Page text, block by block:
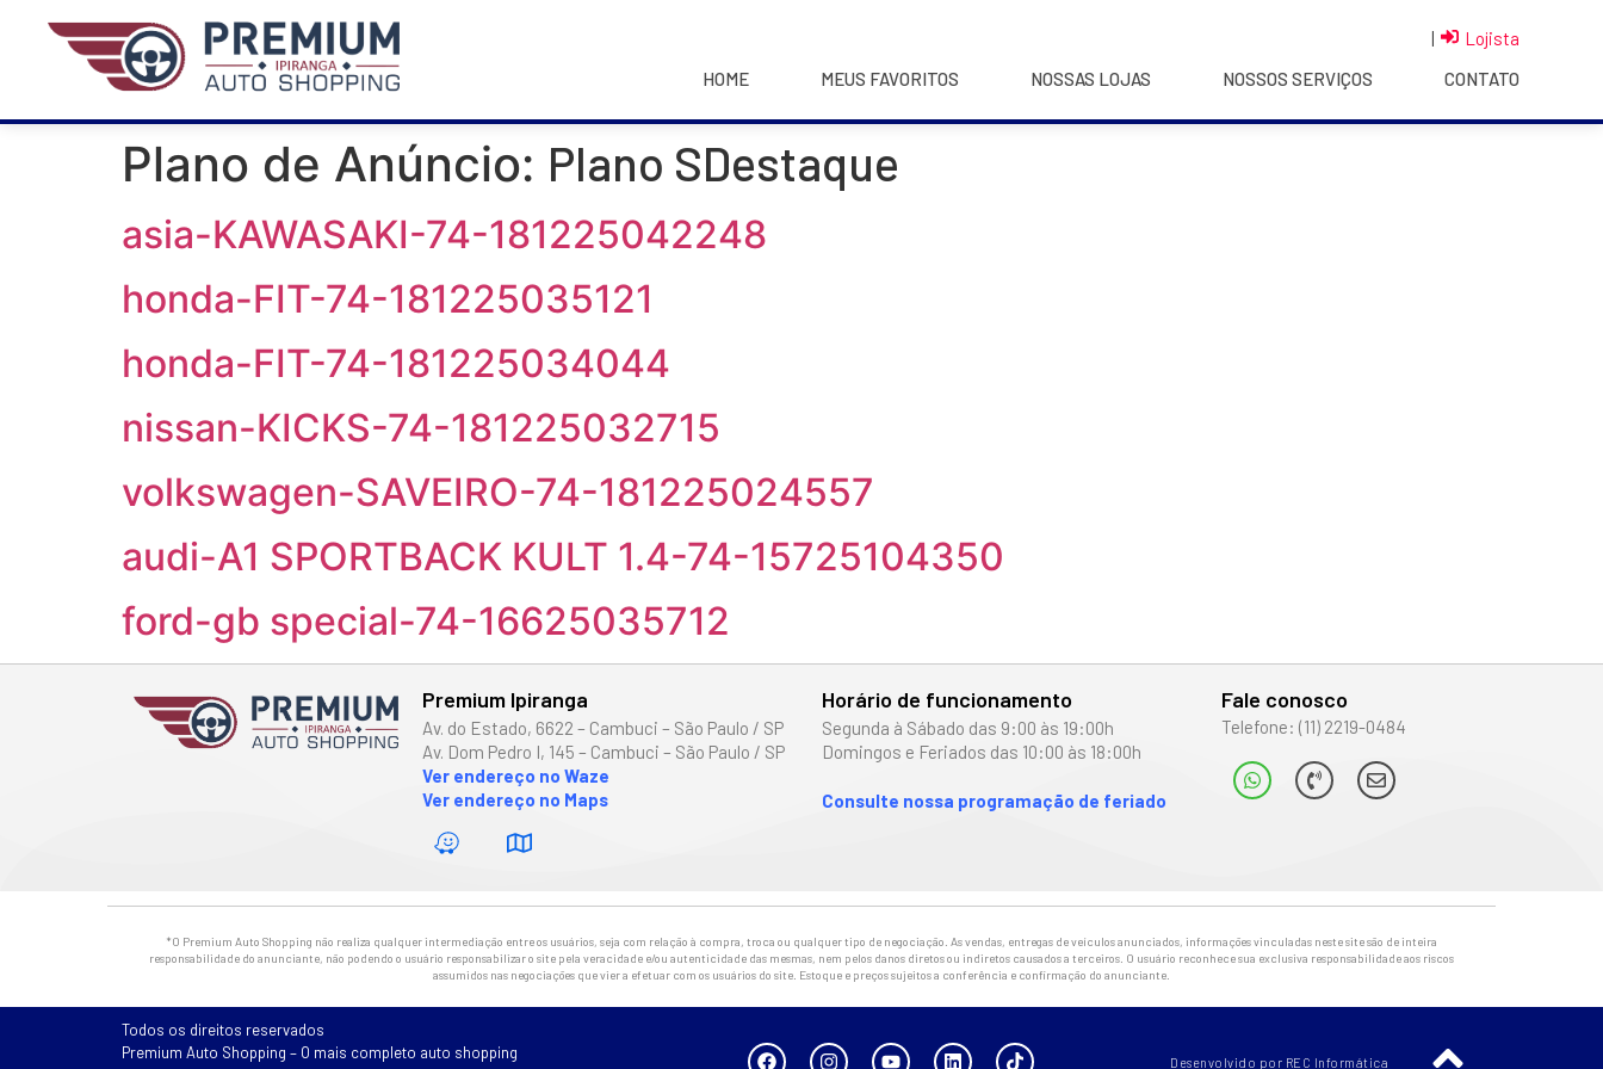
|
Lojista
HOME
MEUS FAVORITOS NOSSAS LOJAS NOSSOS SERVIÇOS CONTATO
Plano de Anúncio: Plano SDestaque
asia-KAWASAKI-74-181225042248
honda-FIT-74-181225035121
honda-FIT-74-181225034044
nissan-KICKS-74-181225032715
volkswagen-SAVEIRO-74-181225024557
audi-A1 SPORTBACK KULT 1.4-74-15725104350
ford-gb special-74-16625035712
Premium Ipiranga
Av. do Estado, 6622 – Cambuci – São Paulo / SP
Av. Dom Pedro I, 145 – Cambuci – São Paulo / SP
Ver endereço no Waze
Ver endereço no Maps
Horário de funcionamento
Segunda à Sábado das 9:00 às 19:00h
Domingos e Feriados das 10:00 às 18:00h
Consulte nossa programação de feriado
Fale conosco
Telefone: (11) 2219-0484
*O Premium Auto Shopping não realiza qualquer intermediação entre os usuários, seja com relação à compra, troca ou qualquer tipo de negociação. As vendas, entregas de veículos anunciados, informações vinculadas neste site são de inteira
responsabilidade do anunciante, não podendo o usuário responsabilizar o site pela veracidade e/ou autenticidade das mesmas, nem pelos danos diretos ou indiretos causados a terceiros. O usuário reconhece sua exclusiva responsabilidade aos riscos
assumidos nas negociações que vier a efetuar com os usuários do site. Estoque e preços sujeitos a conferência e confirmação do anunciante.
Todos os direitos reservados
Premium Auto Shopping – O mais completo auto shopping
Desenvolvido por REC Informática